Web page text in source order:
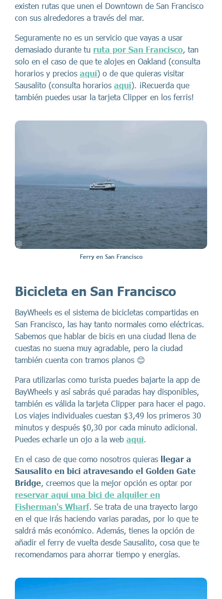
existen rutas que unen el Downtown de San Francisco
con sus alrededores a través del mar.
Seguramente no es un servicio que vayas a usar
demasiado durante tu ruta por San Francisco , tan
solo en el caso de que te alojes en Oakland (consulta
horarios y precios aquí) o de que quieras visitar
Sausalito (consulta horarios aquí). ¡Recuerda que
también puedes usar la tarjeta Clipper en los ferris!
Ferry en San Francisco
Bicicleta en San Francisco
BayWheels es el sistema de bicicletas compartidas en
San Francisco, las hay tanto normales como eléctricas.
Sabemos que hablar de bicis en una ciudad llena de
cuestas no suena muy agradable, pero la ciudad
también cuenta con tramos planos 😊
Para utilizarlas como turista puedes bajarte la app de
BayWheels y así sabrás qué paradas hay disponibles,
también es válida la tarjeta Clipper para hacer el pago.
Los viajes individuales cuestan $3,49 los primeros 30
minutos y después $0,30 por cada minuto adicional.
Puedes echarle un ojo a la web aquí.
En el caso de que como nosotros quieras
llegar a
Sausalito en bici atravesando el Golden Gate
Bridge, creemos que la mejor opción es optar por
reservar aquí una bici de alquiler en
Fisherman's Wharf. Se trata de una trayecto largo
en el que irás haciendo varias paradas, por lo que te
saldrá más económico. Además, tienes la opción de
añadir el ferry de vuelta desde Sausalito, cosa que te
recomendamos para ahorrar tiempo y energías.